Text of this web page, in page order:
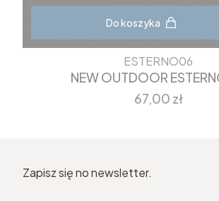
Do koszyka
ESTERNO06
NEW OUTDOOR
Cena
67,00 zł
Zapisz się no newsletter.